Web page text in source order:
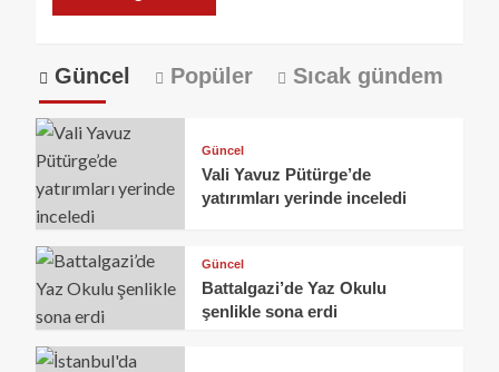
Güncel Popüler Sıcak gündem
Güncel
Vali Yavuz Pütürge’de
yatırımları yerinde inceledi
Güncel
Battalgazi’de Yaz Okulu
şenlikle sona erdi